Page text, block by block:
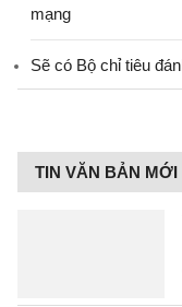
mạng
Sẽ có Bộ chỉ tiêu
TIN VĂN BẢN MỚI